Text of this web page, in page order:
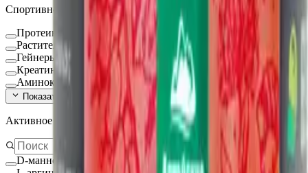
Спортивное питание
Протеин
Растительный протеин
Гейнеры
Креатин
Аминокислоты
Показать ещё (
Активное вещество
D-манноза